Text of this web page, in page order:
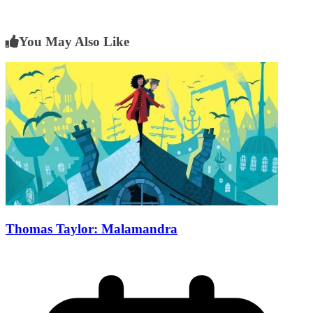
You May Also Like
Thomas Taylor: Malamandra